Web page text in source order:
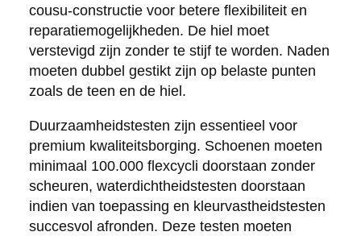
cousu-constructie voor betere flexibiliteit en
reparatiemogelijkheden. De hiel moet
verstevigd zijn zonder te stijf te worden. Naden
moeten dubbel gestikt zijn op belaste punten
zoals de teen en de hiel.
Duurzaamheidstesten zijn essentieel voor
premium kwaliteitsborging. Schoenen moeten
minimaal 100.000 flexcycli doorstaan zonder
scheuren, waterdichtheidstesten doorstaan
indien van toepassing en kleurvastheidstesten
succesvol afronden. Deze testen moeten